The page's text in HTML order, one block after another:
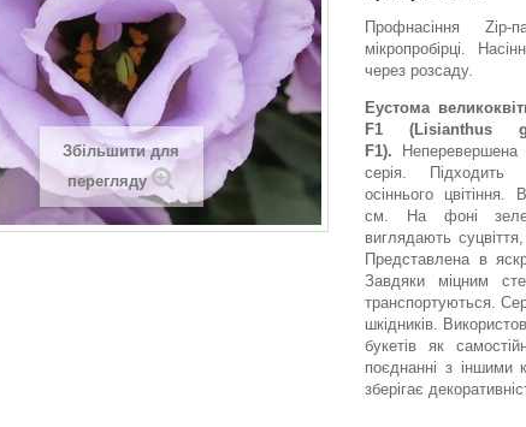
Збільшити для
перегляду
Профнасіння
мікропробірці.
через розсаду.
Еустома
F1 (Lisianthus
F1).
Неперевершена
серія.
осіннього
см. На фоні
виглядають
Представлена в
Завдяки міцним
транспортуються.
шкідників.
букетів як
поєднанні з іншими
зберігає